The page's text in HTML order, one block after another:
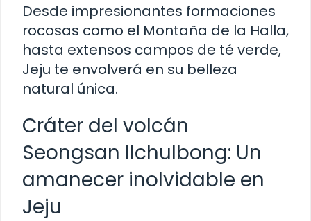
Desde impresionantes formaciones
rocosas como el Montaña de la Halla,
hasta extensos campos de té verde,
Jeju te envolverá en su belleza
natural única.
Cráter del volcán
Seongsan Ilchulbong: Un
amanecer inolvidable en
Jeju